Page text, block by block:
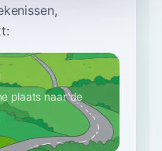
plaats naar de